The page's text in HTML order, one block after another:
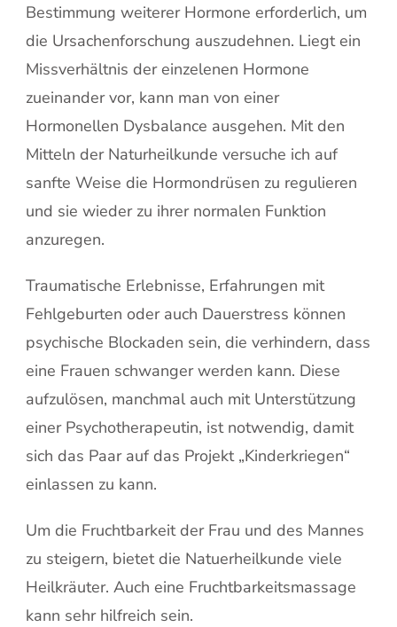
Bestimmung weiterer Hormone erforderlich, um
die Ursachenforschung auszudehnen. Liegt ein
Missverhältnis der einzelenen Hormone
zueinander vor, kann man von einer
Hormonellen Dysbalance ausgehen. Mit den
Mitteln der Naturheilkunde versuche ich auf
sanfte Weise die Hormondrüsen zu regulieren
und sie wieder zu ihrer normalen Funktion
anzuregen.
Traumatische Erlebnisse, Erfahrungen mit
Fehlgeburten oder auch Dauerstress können
psychische Blockaden sein, die verhindern, dass
eine Frauen schwanger werden kann. Diese
aufzulösen, manchmal auch mit Unterstützung
einer Psychotherapeutin, ist notwendig, damit
sich das Paar auf das Projekt „Kinderkriegen“
einlassen zu kann.
Um die Fruchtbarkeit der Frau und des Mannes
zu steigern, bietet die Natuerheilkunde viele
Heilkräuter. Auch eine Fruchtbarkeitsmassage
kann sehr hilfreich sein.